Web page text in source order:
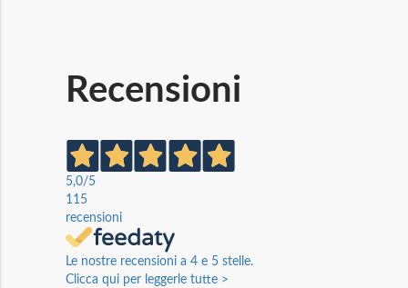
Recensioni
5,0/5
115
recensioni
Le nostre recensioni a 4 e 5 stelle.
Clicca qui per leggerle tutte >